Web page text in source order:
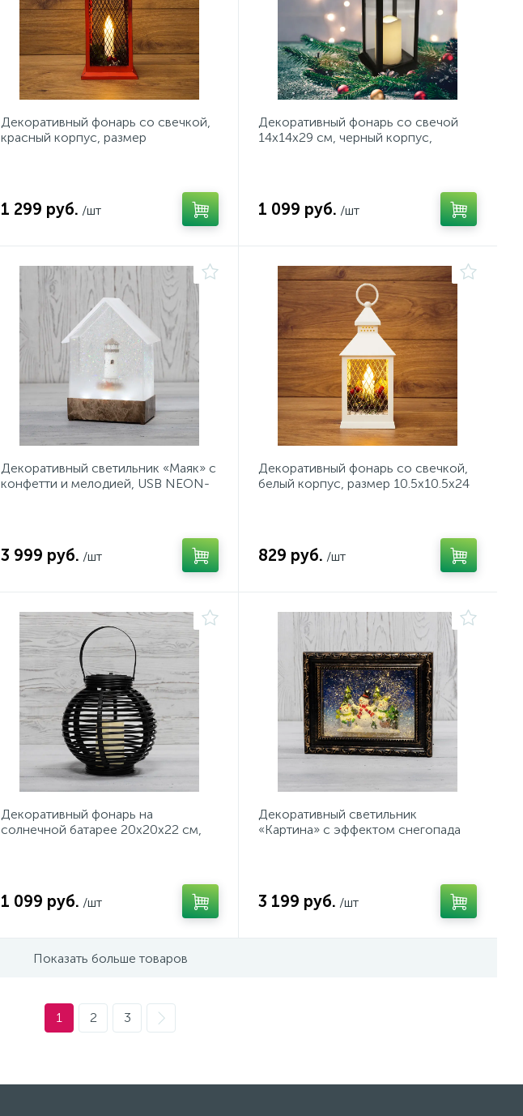
Декоративный фонарь со свечкой,
красный корпус, размер
1 299 руб. /шт
Декоративный фонарь со свечой
14x14x29 см, черный корпус,
1 099 руб. /шт
Декоративный светильник «Маяк» с
конфетти и мелодией, USB NEON-
3 999 руб. /шт
Декоративный фонарь со свечкой,
белый корпус, размер 10.5х10.5х24
829 руб. /шт
Декоративный фонарь на
солнечной батарее 20х20х22 см,
1 099 руб. /шт
Декоративный светильник
«Картина» с эффектом снегопада
3 199 руб. /шт
Показать больше товаров
1 2 3